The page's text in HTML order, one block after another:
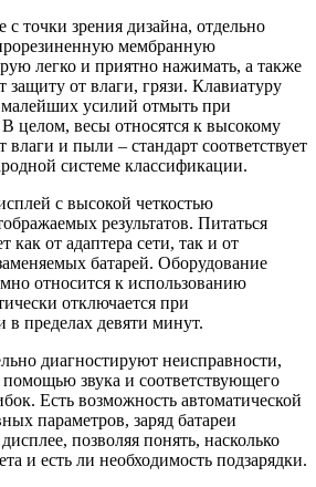
точки зрения дизайна, отдельно
мембранную
легко и приятно нажимать, а также
защиту от влаги, грязи. Клавиатуру
малейших усилий отмыть при
целом, весы относятся к высокому
влаги и пыли – стандарт соответствует
системе классификации.
с высокой четкостью
результатов. Питаться
как от адаптера сети, так и от
батарей. Оборудование
относится к использованию
отключается при
в пределах девяти минут.
диагностируют неисправности,
звука и соответствующего
Есть возможность автоматической
параметров, заряд батареи
позволяя понять, насколько
и есть ли необходимость подзарядки.